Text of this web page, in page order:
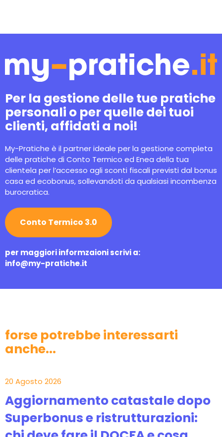
Per la gestione delle tue pratiche
personali o per quelle dei tuoi
clienti, affidati a noi!
My-Pratiche è il partner ideale per la gestione completa
delle pratiche di Conto Termico ed Enea della tua
clientela per l’accesso agli sconti fiscali previsti dal bonus
casa ed ecobonus, sollevandoti da qualsiasi incombenza
burocratica.
Conto Termico 3.0
per maggiori informzaioni scrivi a:
info@my-pratiche.it
forse potrebbe interessarti
anche...
20 Agosto 2026
Aggiornamento catastale dopo
Superbonus e ristrutturazioni: